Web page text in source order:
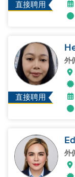
直接聘用
直接聘用
外
外